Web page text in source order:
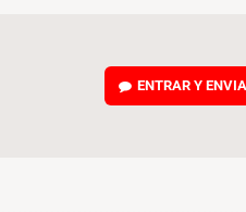
ENTRAR Y